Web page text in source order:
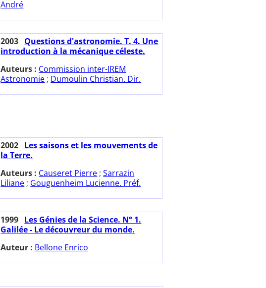
André
2003 Questions d'astronomie. T. 4. Une
introduction à la mécanique céleste.
Auteurs : Commission inter-IREM
Astronomie ; Dumoulin Christian. Dir.
2002 Les saisons et les mouvements de
la Terre.
Auteurs : Causeret Pierre ;Sarrazin
Liliane ; Gouguenheim Lucienne. Préf.
1999 Les Génies de la Science. N° 1.
Galilée - Le découvreur du monde.
Auteur : Bellone Enrico